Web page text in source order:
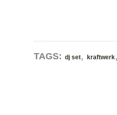
TAGS: dj set, kraftwerk